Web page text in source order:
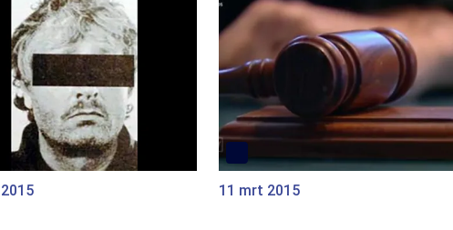
11 mrt 2015